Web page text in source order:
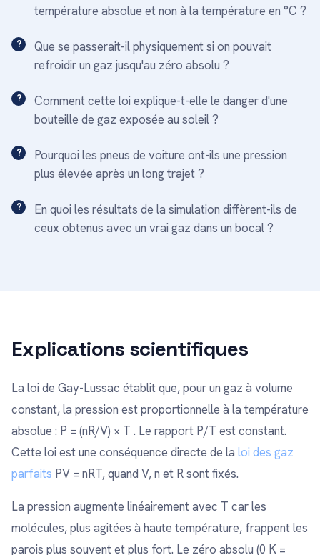
température absolue et non à la température en °C ?
Que se passerait-il physiquement si on pouvait
refroidir un gaz jusqu'au zéro absolu ?
Comment cette loi explique-t-elle le danger d'une
bouteille de gaz exposée au soleil ?
Pourquoi les pneus de voiture ont-ils une pression
plus élevée après un long trajet ?
En quoi les résultats de la simulation diffèrent-ils de
ceux obtenus avec un vrai gaz dans un bocal ?
Explications scientifiques
La loi de Gay-Lussac établit que, pour un gaz à volume
constant, la pression est proportionnelle à la température
absolue : P = (nR/V) × T . Le rapport P/T est constant.
Cette loi est une conséquence directe de la loi des gaz
parfaits PV = nRT, quand V, n et R sont fixés.
La pression augmente linéairement avec T car les
molécules, plus agitées à haute température, frappent les
parois plus souvent et plus fort. Le zéro absolu (0 K =